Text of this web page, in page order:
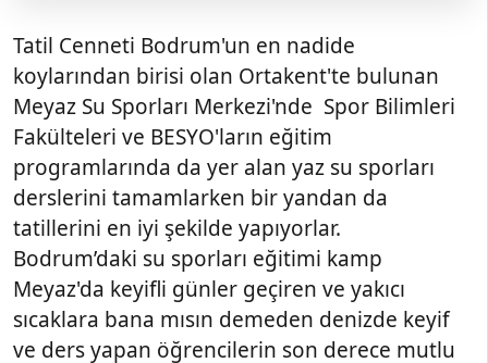
Tatil Cenneti Bodrum'un en nadide
koylarından birisi olan Ortakent'te bulunan
Meyaz Su Sporları Merkezi'nde Spor Bilimleri
Fakülteleri ve BESYO'ların eğitim
programlarında da yer alan yaz su sporları
derslerini tamamlarken bir yandan da
tatillerini en iyi şekilde yapıyorlar.
Bodrum’daki su sporları eğitimi kamp
Meyaz'da keyifli günler geçiren ve yakıcı
sıcaklara bana mısın demeden denizde keyif
ve ders yapan öğrencilerin son derece mutlu